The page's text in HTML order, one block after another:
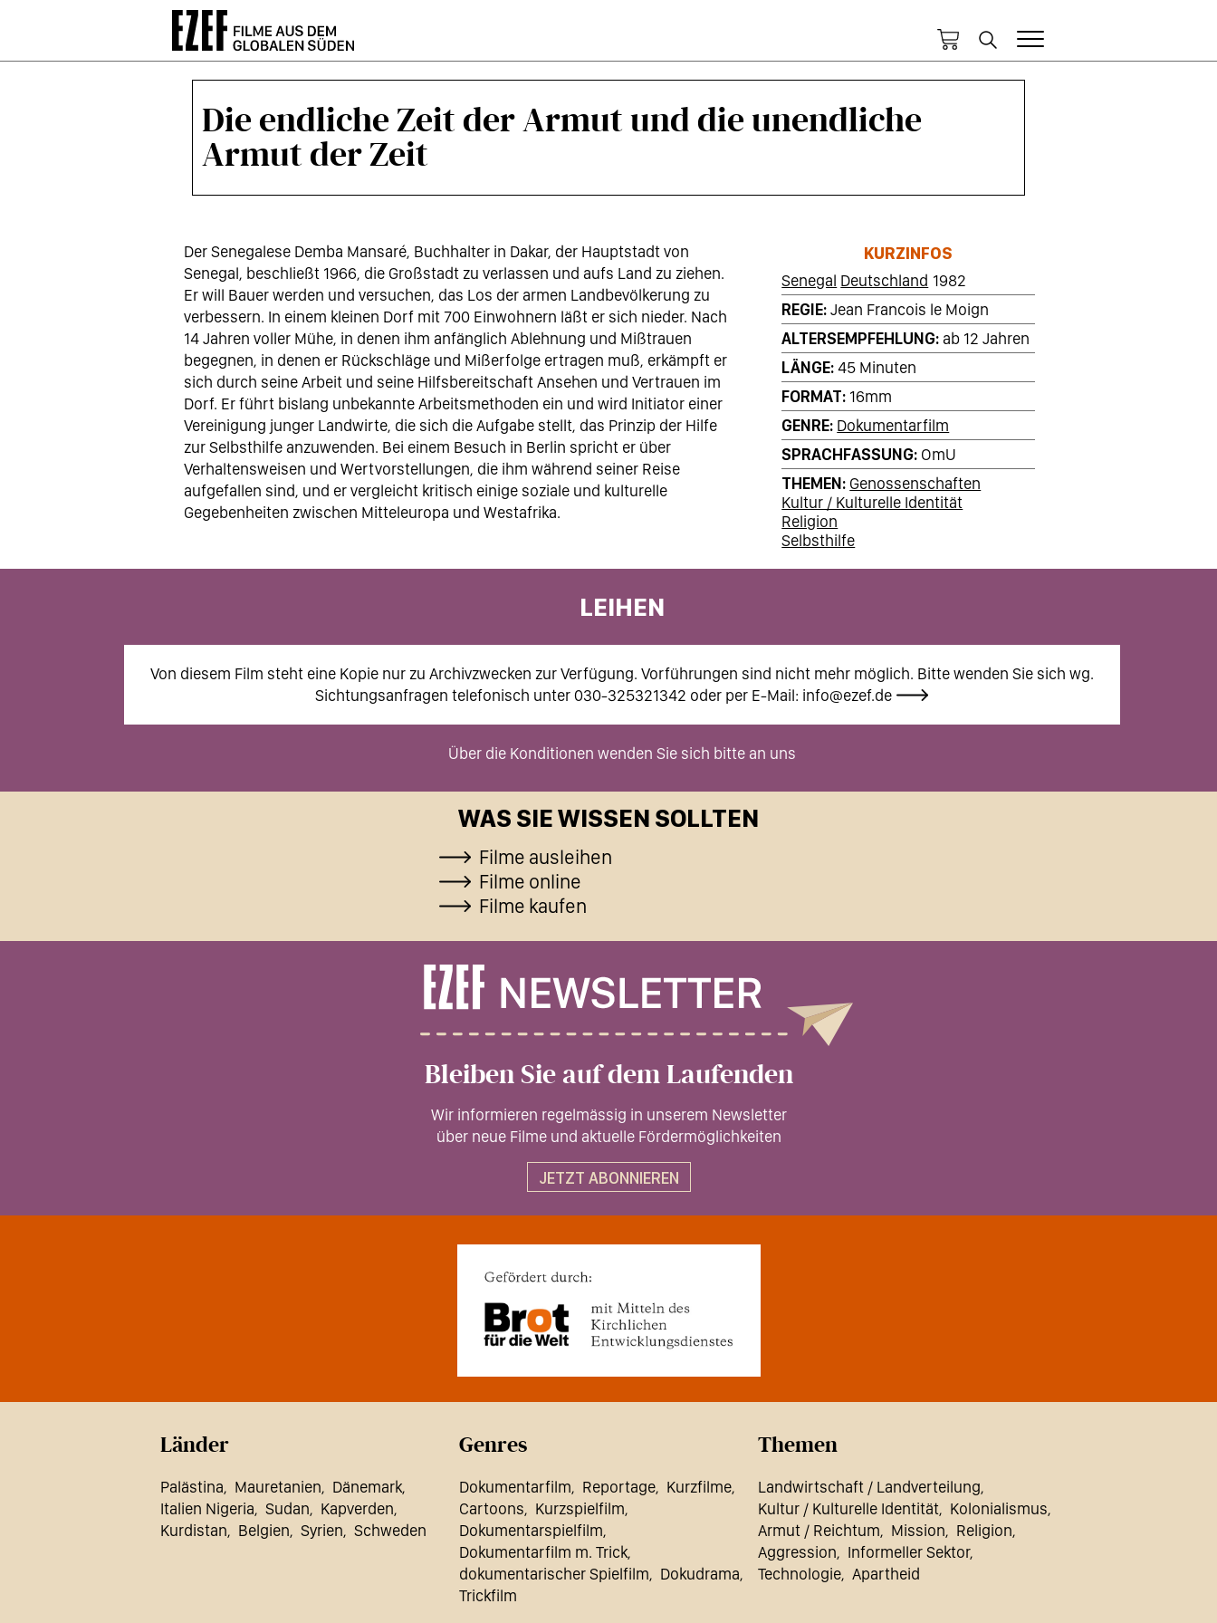
Die endliche Zeit der Armut und die unendliche
Armut der Zeit
Der Senegalese Demba Mansaré, Buchhalter in Dakar, der Hauptstadt von
Senegal, beschließt 1966, die Großstadt zu verlassen und aufs Land zu ziehen.
Er will Bauer werden und versuchen, das Los der armen Landbevölkerung zu
verbessern. In einem kleinen Dorf mit 700 Einwohnern läßt er sich nieder. Nach
14 Jahren voller Mühe, in denen ihm anfänglich Ablehnung und Mißtrauen
begegnen, in denen er Rückschläge und Mißerfolge ertragen muß, erkämpft er
sich durch seine Arbeit und seine Hilfsbereitschaft Ansehen und Vertrauen im
Dorf. Er führt bislang unbekannte Arbeitsmethoden ein und wird Initiator einer
Vereinigung junger Landwirte, die sich die Aufgabe stellt, das Prinzip der Hilfe
zur Selbsthilfe anzuwenden. Bei einem Besuch in Berlin spricht er über
Verhaltensweisen und Wertvorstellungen, die ihm während seiner Reise
aufgefallen sind, und er vergleicht kritisch einige soziale und kulturelle
Gegebenheiten zwischen Mitteleuropa und Westafrika.
KURZINFOS
Senegal Deutschland 1982
REGIE Jean Francois le Moign
ALTERSEMPFEHLUNG ab 12 Jahren
LÄNGE 45 Minuten
FORMAT 16mm
GENRE Dokumentarfilm
SPRACHFASSUNG OmU
THEMEN Genossenschaften
Kultur / Kulturelle Identität
Religion
Selbsthilfe
LEIHEN
Von diesem Film steht eine Kopie nur zu Archivzwecken zur Verfügung. Vorführungen sind nicht mehr möglich. Bitte wenden Sie sich wg.
Sichtungsanfragen telefonisch unter 030-325321342 oder per E-Mail: info@ezef.de
Über die Konditionen wenden Sie sich bitte an uns
WAS SIE WISSEN SOLLTEN
Filme ausleihen
Filme online
Filme kaufen
Bleiben Sie auf dem Laufenden
Wir informieren regelmässig in unserem Newsletter
über neue Filme und aktuelle Fördermöglichkeiten
JETZT ABONNIEREN
Länder
Palästina Mauretanien
Dänemark
Italien Nigeria
Sudan
Kapverden
Kurdistan
Belgien Syrien Schweden
Genres
Dokumentarfilm Reportage
Kurzfilme
Cartoons
Kurzspielfilm
Dokumentarspielfilm
Dokumentarfilm m. Trick
dokumentarischer Spielfilm
Dokudrama
Trickfilm
Themen
Landwirtschaft / Landverteilung
Kultur / Kulturelle Identität
Kolonialismus
Armut / Reichtum
Mission
Religion
Aggression
Informeller Sektor
Technologie Apartheid